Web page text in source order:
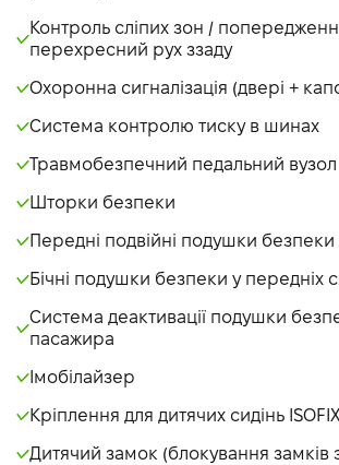
Контроль сліпих зон /
перехресний рух ззаду
Охоронна сигналізація (двері +
Система контролю тиску в шинах
Травмобезпечний педальний вузол
Шторки безпеки
Передні подвійні подушки безпеки
Бічні подушки безпеки у передніх
Система деактивації подушки
пасажира
Імобілайзер
Кріплення для дитячих сидінь ISOFIX
Дитячий замок (блокування замків